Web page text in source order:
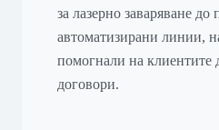
за лазерно заваряване
автоматизирани линии,
помогнали на клиентите
договори.